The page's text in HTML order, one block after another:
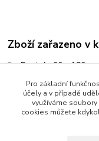
Zboží zařazeno v
Postele 90 x 180 cm
Patrové postele 90
Vyvýšené postele
Pro základní
účely a v případě
využíváme
cookies můžete